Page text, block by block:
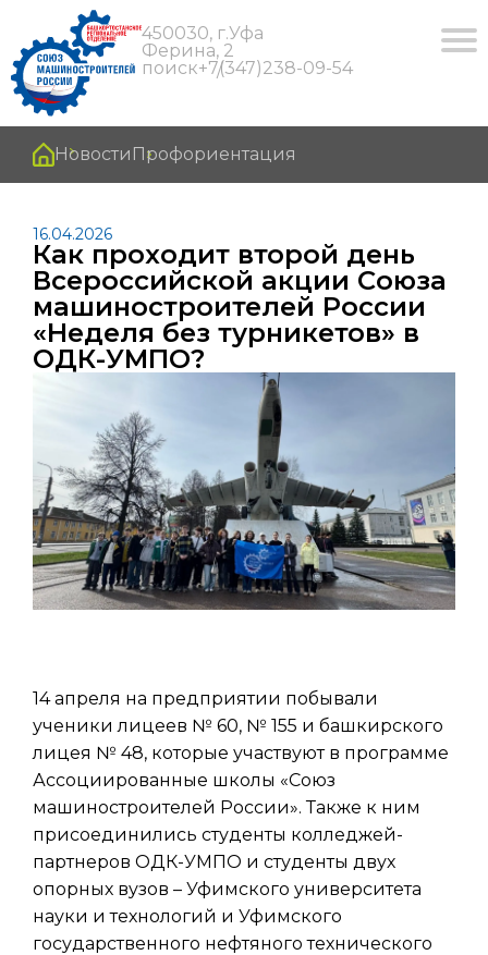
450030, г.Уфа
Ферина, 2
поиск+7(347)238-09-54
Новости Профориентация
16.04.2026
Как проходит второй день
Всероссийской акции Союза
машиностроителей России
«Неделя без турникетов» в
ОДК-УМПО?
14 апреля на предприятии побывали
ученики лицеев № 60, № 155 и башкирского
лицея № 48, которые участвуют в программе
Ассоциированные школы «Союз
машиностроителей России». Также к ним
присоединились студенты колледжей-
партнеров ОДК-УМПО и студенты двух
опорных вузов – Уфимского университета
науки и технологий и Уфимского
государственного нефтяного технического